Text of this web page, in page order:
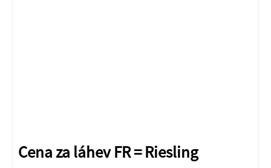
Cena za láhev FR = Riesling